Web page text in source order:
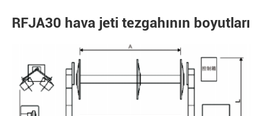
RFJA30 hava jeti tezgahının boyutları